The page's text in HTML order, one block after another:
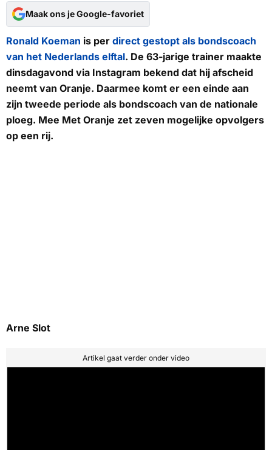
Maak ons je Google-favoriet
Ronald Koeman is per direct gestopt als bondscoach
van het Nederlands elftal. De 63-jarige trainer maakte
dinsdagavond via Instagram bekend dat hij afscheid
neemt van Oranje. Daarmee komt er een einde aan
zijn tweede periode als bondscoach van de nationale
ploeg. Mee Met Oranje zet zeven mogelijke opvolgers
op een rij.
Arne Slot
Artikel gaat verder onder video